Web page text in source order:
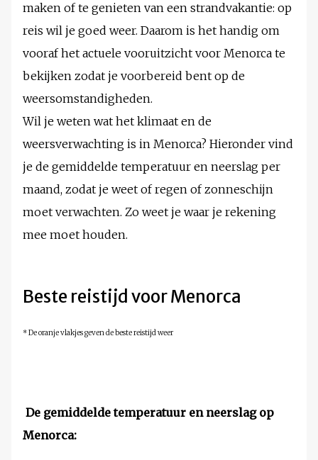
maken of te genieten van een strandvakantie: op
reis wil je goed weer. Daarom is het handig om
vooraf het actuele vooruitzicht voor Menorca te
bekijken zodat je voorbereid bent op de
weersomstandigheden.
Wil je weten wat het klimaat en de
weersverwachting is in Menorca? Hieronder vind
je de gemiddelde temperatuur en neerslag per
maand, zodat je weet of regen of zonneschijn
moet verwachten. Zo weet je waar je rekening
mee moet houden.
Beste reistijd voor Menorca
* De oranje vlakjes geven de beste reistijd weer
De gemiddelde temperatuur en neerslag op
Menorca: